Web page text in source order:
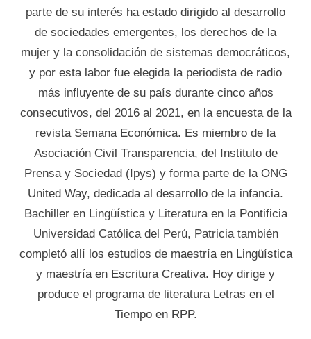
parte de su interés ha estado dirigido al desarrollo
de sociedades emergentes, los derechos de la
mujer y la consolidación de sistemas democráticos,
y por esta labor fue elegida la periodista de radio
más influyente de su país durante cinco años
consecutivos, del 2016 al 2021, en la encuesta de la
revista Semana Económica. Es miembro de la
Asociación Civil Transparencia, del Instituto de
Prensa y Sociedad (Ipys) y forma parte de la ONG
United Way, dedicada al desarrollo de la infancia.
Bachiller en Lingüística y Literatura en la Pontificia
Universidad Católica del Perú, Patricia también
completó allí los estudios de maestría en Lingüística
y maestría en Escritura Creativa. Hoy dirige y
produce el programa de literatura Letras en el
Tiempo en RPP.